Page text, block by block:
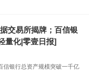
交易所揭牌；百信银
量化|零壹日报]
信银行总资产规模突破一千亿